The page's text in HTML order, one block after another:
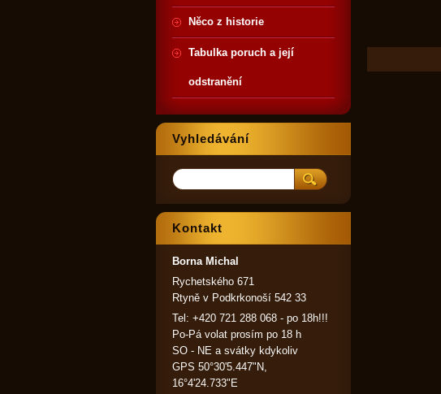
Něco z historie
Tabulka poruch a její
odstranění
Vyhledávání
Kontakt
Borna Michal
Rychetského 671
Rtyně v Podkrkonoší 542 33
Tel: +420 721 288 068 - po 18h!!!
Po-Pá volat prosím po 18 h
SO - NE a svátky kdykoliv
GPS 50°30'5.447"N,
16°4'24.733"E